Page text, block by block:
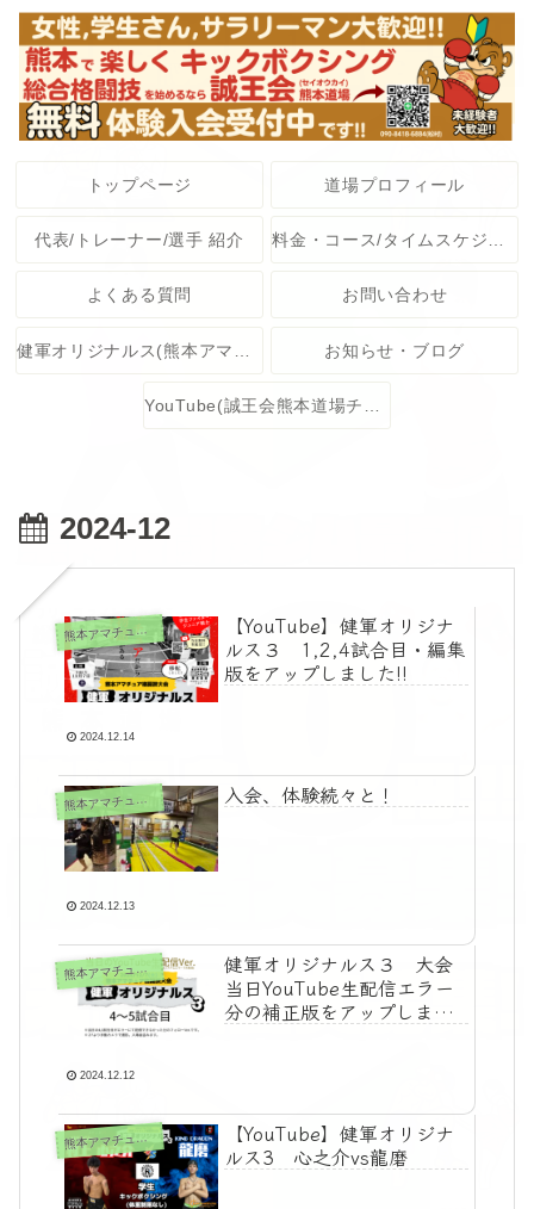
トップページ 道場プロフィール
代表/トレーナー/選手 紹介
よくある質問 お問い合わせ
お知らせ・ブログ
YouTube(誠王会熊本道場チャンネル)
2024-12
熊 本アマチュア格闘技大会「健軍オリジナルス」関連
【YouTube】健軍オリジナ
ルス３ 1,2,4試合目・編集
版をアップしました!!
2024.12.14
熊 本アマチュア格闘技大会「健軍オリジナルス」関連 入会、体験続々と！
2024.12.13
熊本アマチュア格闘技大会「健軍オリジナルス」関連
健軍オリジナルス３ 大会
当日YouTube生配信エラー
分の補正版をアップしまし
2024.12.12
熊本アマチュア格闘技大会「健軍オリジナルス」関連
【YouTube】健軍オリジナ
ルス3 心之介vs龍磨